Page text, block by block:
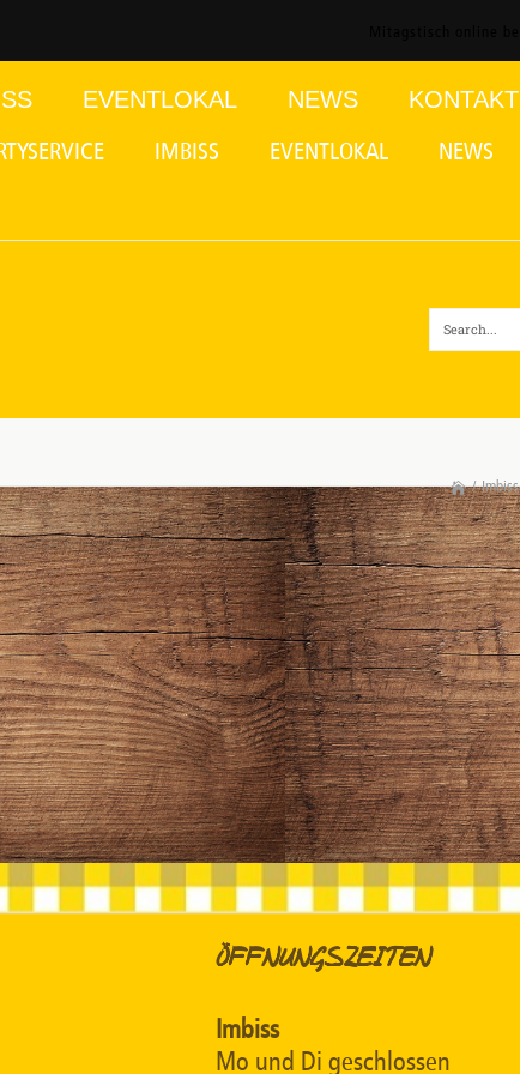
IMBISS EVENTLOKAL NEWS
EVENTLOKAL NEWS KONTAKT
/Imbiss
ÖFFNUNGSZEITEN
Imbiss
Mo und Di geschlossen